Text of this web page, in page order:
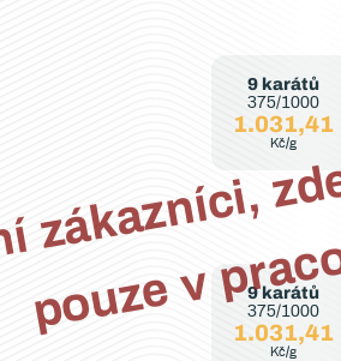
9 karátů
375/1000
1.031,41
Kč/g
9 karátů
375/1000
1.031,41
Kč/g